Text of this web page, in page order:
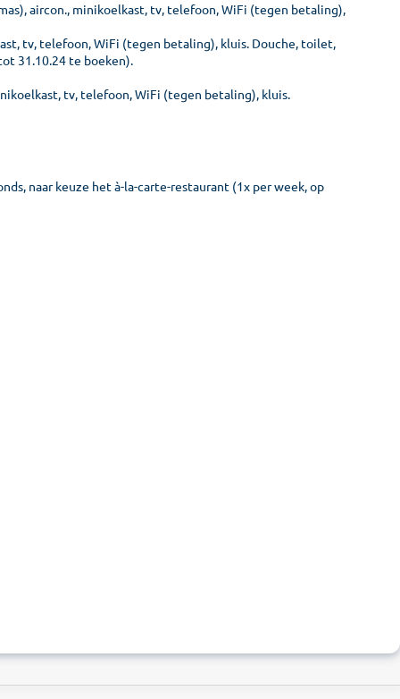
aircon., minikoelkast, tv, telefoon, WiFi (tegen betaling),
tv, telefoon, WiFi (tegen betaling), kluis. Douche, toilet,
31.10.24 te boeken).
tv, telefoon, WiFi (tegen betaling), kluis.
naar keuze het à-la-carte-restaurant (1x per week, op